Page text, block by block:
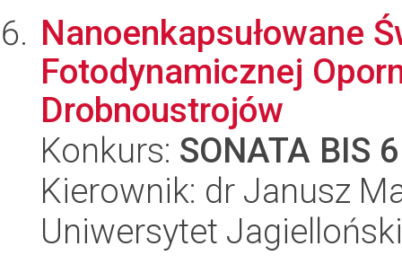
Nanoenkapsułowane
Fotodynamicznej
Drobnoustrojów
Konkurs: SONATA BIS 6
Kierownik: dr Janusz
Uniwersytet